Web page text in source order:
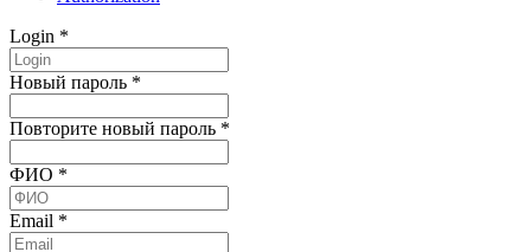
Login *
Новый пароль *
Повторите новый пароль *
ФИО *
Email *